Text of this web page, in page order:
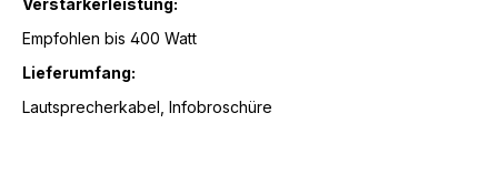
Verstärkerleistung:
Empfohlen bis 400 Watt
Lieferumfang:
Lautsprecherkabel, Infobroschüre